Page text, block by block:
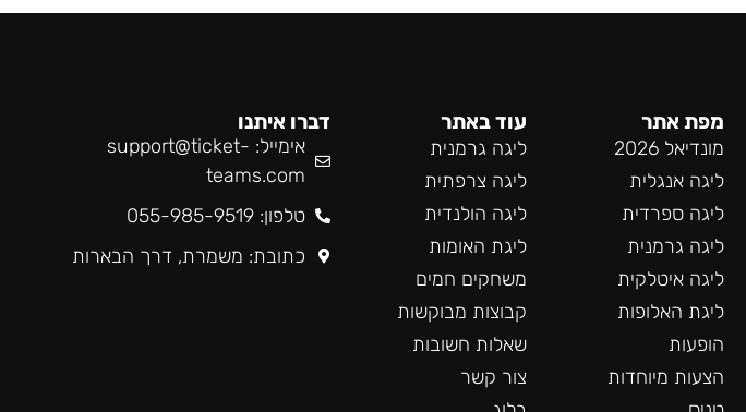
מפת אתר
מונדיאל 2026
ליגה אנגלית
ליגה ספרדית
ליגה גרמנית
ליגה איטלקית
ליגת האלופות
הופעות
הצעות מיוחדות
עוד באתר
ליגה גרמנית
ליגה צרפתית
ליגה הולנדית
ליגת האומות
משחקים חמים
קבוצות מבוקשות
שאלות חשובות
צור קשר
דברו איתנו
אימייל: support@ticket-
teams.com
טלפון: 055-985-9519
כתובת: משמרת, דרך הבארות